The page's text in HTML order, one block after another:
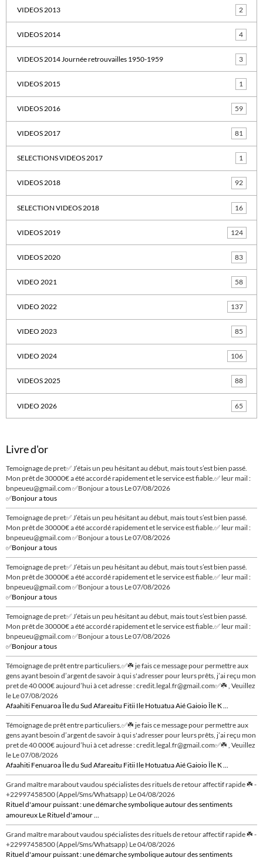
VIDEOS 2013 2
VIDEOS 2014 4
VIDEOS 2014 Journée retrouvailles 1950-1959 3
VIDEOS 2015 1
VIDEOS 2016 59
VIDEOS 2017 81
SELECTIONS VIDEOS 2017 1
VIDEOS 2018 92
SELECTION VIDEOS 2018 16
VIDEOS 2019 124
VIDEOS 2020 83
VIDEO 2021 58
VIDEO 2022 137
VIDEO 2023 85
VIDEO 2024 106
VIDEOS 2025 88
VIDEO 2026 65
Livre d'or
Temoignage de pret✅ J’étais un peu hésitant au début, mais tout s’est bien passé.
Mon prêt de 30000€ a été accordé rapidement et le service est fiable.✅ leur mail :
bnpeueu@gmail.com ✅Bonjour a tous Le 07/08/2026
✅Bonjour a tous
Temoignage de pret✅ J’étais un peu hésitant au début, mais tout s’est bien passé.
Mon prêt de 30000€ a été accordé rapidement et le service est fiable.✅ leur mail :
bnpeueu@gmail.com ✅Bonjour a tous Le 07/08/2026
✅Bonjour a tous
Temoignage de pret✅ J’étais un peu hésitant au début, mais tout s’est bien passé.
Mon prêt de 30000€ a été accordé rapidement et le service est fiable.✅ leur mail :
bnpeueu@gmail.com ✅Bonjour a tous Le 07/08/2026
✅Bonjour a tous
Temoignage de pret✅ J’étais un peu hésitant au début, mais tout s’est bien passé.
Mon prêt de 30000€ a été accordé rapidement et le service est fiable.✅ leur mail :
bnpeueu@gmail.com ✅Bonjour a tous Le 07/08/2026
✅Bonjour a tous
Témoignage de prêt entre particuliers.✅☘️ je fais ce message pour permettre aux
gens ayant besoin d’argent de savoir à qui s'adresser pour leurs prêts, j’ai reçu mon
pret de 40 000€ aujourd’hui à cet adresse : credit.legal.fr@gmail.com✅☘️ , Veuillez
le Le 07/08/2026
Afaahiti Fenuaroa Île du Sud Afareaitu Fitii Ile Hotuatua Aié Gaioio Île K ...
Témoignage de prêt entre particuliers.✅☘️ je fais ce message pour permettre aux
gens ayant besoin d’argent de savoir à qui s'adresser pour leurs prêts, j’ai reçu mon
pret de 40 000€ aujourd’hui à cet adresse : credit.legal.fr@gmail.com✅☘️ , Veuillez
le Le 07/08/2026
Afaahiti Fenuaroa Île du Sud Afareaitu Fitii Ile Hotuatua Aié Gaioio Île K ...
Grand maître marabout vaudou spécialistes des rituels de retour affectif rapide ☘️ -
+22997458500 (Appel/Sms/Whatsapp) Le 04/08/2026
Rituel d'amour puissant : une démarche symbolique autour des sentiments
amoureux Le Rituel d'amour ...
Grand maître marabout vaudou spécialistes des rituels de retour affectif rapide ☘️ -
+22997458500 (Appel/Sms/Whatsapp) Le 04/08/2026
Rituel d'amour puissant : une démarche symbolique autour des sentiments